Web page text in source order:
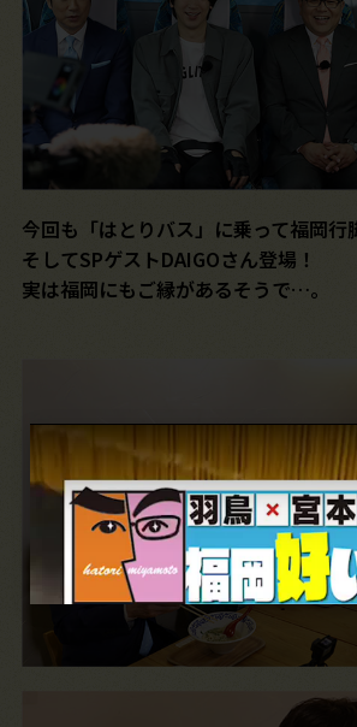
今回も「はとりバス」に乗って福岡行
そしてSPゲストDAIGOさん登場！
実は福岡にもご縁があるそうで…。